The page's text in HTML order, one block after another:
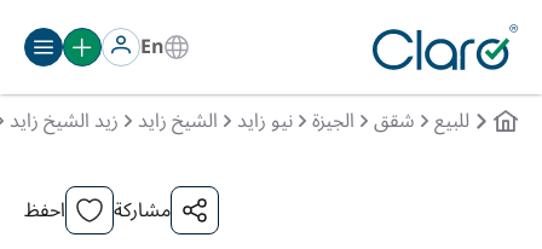
En
للبيع شقق الجيزة نيو زايد الشيخ زايد زيد الشيخ زايد
مشاركة احفظ